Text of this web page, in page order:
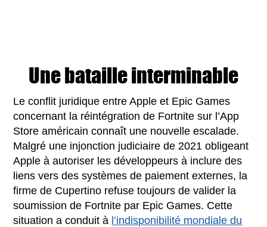
Une bataille interminable
Le conflit juridique entre Apple et Epic Games
concernant la réintégration de Fortnite sur l’App
Store américain connaît une nouvelle escalade.
Malgré une injonction judiciaire de 2021 obligeant
Apple à autoriser les développeurs à inclure des
liens vers des systèmes de paiement externes, la
firme de Cupertino refuse toujours de valider la
soumission de Fortnite par Epic Games. Cette
situation a conduit à l’indisponibilité mondiale du